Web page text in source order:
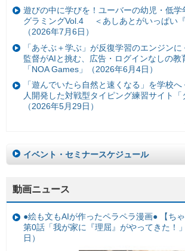
遊びの中に学びを！ユーバーの幼児・低学
グラミングVol.4 ＜あしあとがいっぱい
（2026年7月6日）
「あそぶ＋学ぶ」が反復学習のエンジン
監督がAIと挑む、広告・ログインなしの教
「NOA Games」（2026年6月4日）
「遊んでいたら自然と速くなる」を学校
人開発した対戦型タイピング練習サイト「
（2026年5月29日）
イベント・セミナースケジュール
動画ニュース
●絵も文もAIが作ったペラペラ漫画● 【ちゃ
第0話「我が家に『理屈』がやってきた！
日）